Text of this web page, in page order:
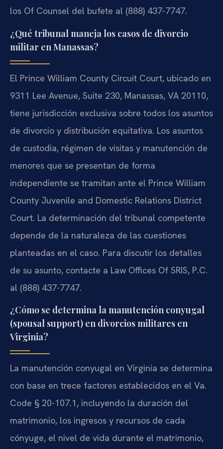
los Of Counsel del bufete al (888) 437-7747.
¿Qué tribunal maneja los casos de divorcio
militar en Manassas?
El Prince William County Circuit Court, ubicado en
9311 Lee Avenue, Suite 230, Manassas, VA 20110,
tiene jurisdicción exclusiva sobre todos los asuntos
de divorcio y distribución equitativa. Los asuntos
de custodia, régimen de visitas y manutención de
menores que se presentan de forma
independiente se tramitan ante el Prince William
County Juvenile and Domestic Relations District
Court. La determinación del tribunal competente
depende de la naturaleza de las cuestiones
planteadas en el caso. Para discutir los detalles
de su asunto, contacte a Law Offices Of SRIS, P.C.
al (888) 437-7747.
¿Cómo se determina la manutención conyugal
(spousal support) en divorcios militares en
Virginia?
La manutención conyugal en Virginia se determina
con base en trece factores establecidos en el Va.
Code § 20-107.1, incluyendo la duración del
matrimonio, los ingresos y recursos de cada
cónyuge, el nivel de vida durante el matrimonio,